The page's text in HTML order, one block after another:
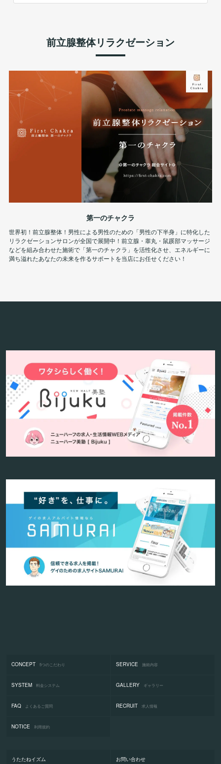
前立腺整体リラクゼーション
第一のチャクラ
世界初！前立腺整体！男性による男性のための「男性の下半身」に特化した
リラクゼーションサロンが全国で展開中！前立腺・睾丸・鼠蹊部マッサージ
などを組み合わせた施術で「第一のチャクラ」を活性化させ、エネルギーに
満ち溢れたあなたの未来を作るサポートを当店にお任せください！
CONCEPT 5つのこだわり SERVICE 施術内容
SYSTEM 料金システム GALLERY ギャラリー
FAQ よくあるご質問 RECRUIT 求人情報
NOTICE 利用規約
うたたねイズム お問い合わせ